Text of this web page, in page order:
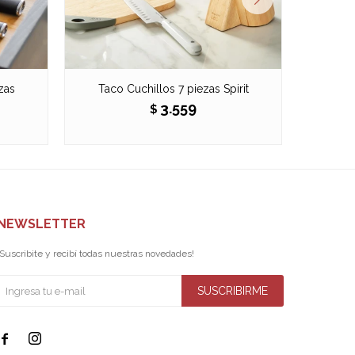
Taco Cuchillos 7 piezas Spirit
$ 3.559
y recibí todas nuestras novedades!
SUSCRIBIRME
 